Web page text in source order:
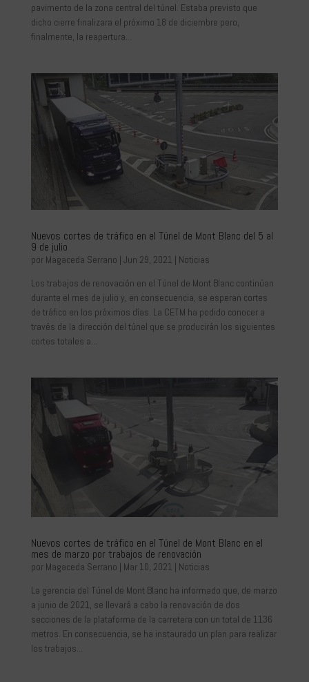
pavimento de la zona central del túnel. Estaba previsto que
dicho cierre finalizara el próximo 18 de diciembre pero,
finalmente, la reapertura...
Nuevos cortes de tráfico en el Túnel de Mont Blanc del 5 al
9 de julio
por Magaceda Serrano | Jun 29, 2021 | Noticias
Los trabajos de renovación en el Túnel de Mont Blanc continúan
durante el mes de julio y, en consecuencia, se esperan cortes
de tráfico en los próximos días. La CETM ha podido conocer a
través de la dirección del túnel que se producirán los siguientes
cortes totales a...
Nuevos cortes de tráfico en el Túnel de Mont Blanc en el
mes de marzo por trabajos de renovación
por Magaceda Serrano | Mar 10, 2021 | Noticias
La gerencia del Túnel de Mont Blanc ha informado que, de marzo
a junio de 2021, se llevará a cabo la renovación de dos
secciones de la plataforma de la carretera con un total de 1136
metros. En consecuencia, se ha instaurado un plan para realizar
los trabajos...